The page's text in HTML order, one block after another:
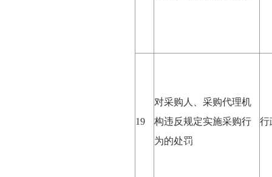
19
对采购人、采购代理机
构违反规定实施采购行
为的处罚
行